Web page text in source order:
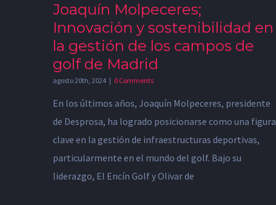
Joaquín Molpeceres;
Innovación y sostenibilidad en
la gestión de los campos de
golf de Madrid
agosto 20th, 2024 | 0 Comments
En los últimos años, Joaquín Molpeceres, presidente
de Desprosa, ha logrado posicionarse como una figura
clave en la gestión de infraestructuras deportivas,
particularmente en el mundo del golf. Bajo su
liderazgo, El Encín Golf y Olivar de